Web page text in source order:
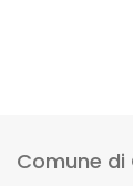
Comune di